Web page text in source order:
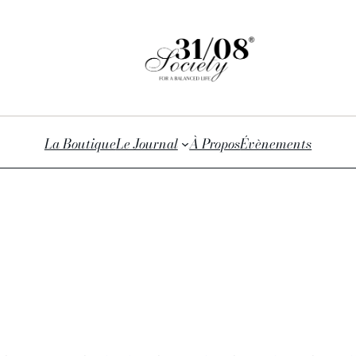
La BoutiqueLe Journal À ProposÉvènements